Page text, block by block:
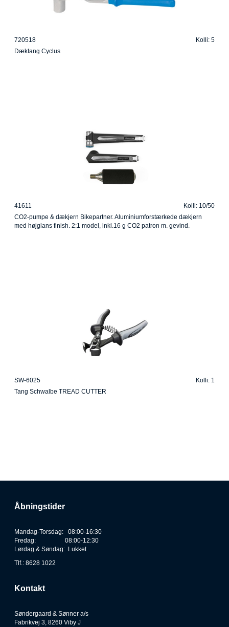
720518
Kolli: 5
Dæktang Cyclus
41611
Kolli: 10/50
CO2-pumpe & dækjern Bikepartner. Aluminiumforstærkede dækjern
med højglans finish. 2:1 model, inkl.16 g CO2 patron m. gevind.
SW-6025
Kolli: 1
Tang Schwalbe TREAD CUTTER
Åbningstider
Mandag-Torsdag: 08:00-16:30
Fredag: 08:00-12:30
Lørdag & Søndag: Lukket
Tlf.: 8628 1022
Kontakt
Søndergaard & Sønner a/s
Fabrikvej 3, 8260 Viby J